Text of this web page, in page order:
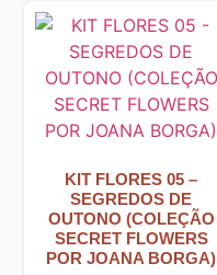
Farm – Fazenda –
Floreiras – Porta Chaves
Flores e Folhas
Frases – Palavras
KIT FLORES 05 –
SEGREDOS DE
OUTONO (COLEÇÃO
SECRET FLOWERS
POR JOANA BORGA)